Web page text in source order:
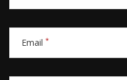
Email *